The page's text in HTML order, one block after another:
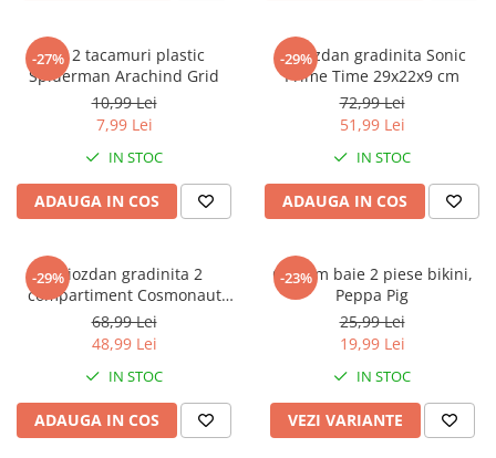
-27%
Set 2 tacamuri plastic
Spiderman Arachind Grid
10,99 Lei
7,99 Lei
IN STOC
ADAUGA IN COS
-29%
Ghiozdan gradinita Sonic
Prime Time 29x22x9 cm
72,99 Lei
51,99 Lei
IN STOC
ADAUGA IN COS
-29%Ghiozdan gradinita 2
compartiment Cosmonaut
Space Explorer, 33x23x10 cm
68,99 Lei
48,99 Lei
IN STOC
ADAUGA IN COS
-23%
Costum baie 2 piese bikini,
Peppa Pig
25,99 Lei
19,99 Lei
IN STOC
VEZI VARIANTE